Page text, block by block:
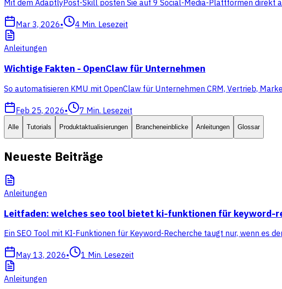
Mit dem AdaptlyPost-Skill posten Sie auf 9 Social-Media-Plattformen direkt
Mar 3, 2026• 4 Min. Lesezeit
Anleitungen
Wichtige Fakten - OpenClaw für Unternehmen
So automatisieren KMU mit OpenClaw für Unternehmen CRM, Vertrieb,
Feb 25, 2026• 7 Min. Lesezeit
Alle Tutorials Produktaktualisierungen Brancheneinblicke Anleitungen Glossar
Neueste Beiträge
Anleitungen
Leitfaden: welches seo tool bietet ki-funktionen für keyword-
Ein SEO Tool mit KI-Funktionen für Keyword-Recherche taugt nur, wenn es
May 13, 2026• 1 Min. Lesezeit
Anleitungen